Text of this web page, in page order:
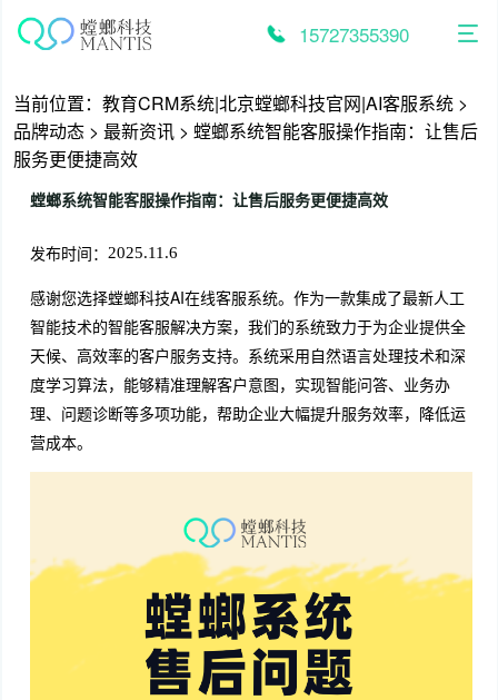
15727355390
当前位置： 教育CRM系统|北京螳螂科技官网|AI客服系统 >
品牌动态 > 最新资讯 > 螳螂系统智能客服操作指南：让售后
服务更便捷高效
螳螂系统智能客服操作指南：让售后服务更便捷高效
发布时间： 2025.11.6
感谢您选择螳螂科技AI在线客服系统。作为一款集成了最新人工
智能技术的智能客服解决方案，我们的系统致力于为企业提供全
天候、高效率的客户服务支持。系统采用自然语言处理技术和深
度学习算法，能够精准理解客户意图，实现智能问答、业务办
理、问题诊断等多项功能，帮助企业大幅提升服务效率，降低运
营成本。